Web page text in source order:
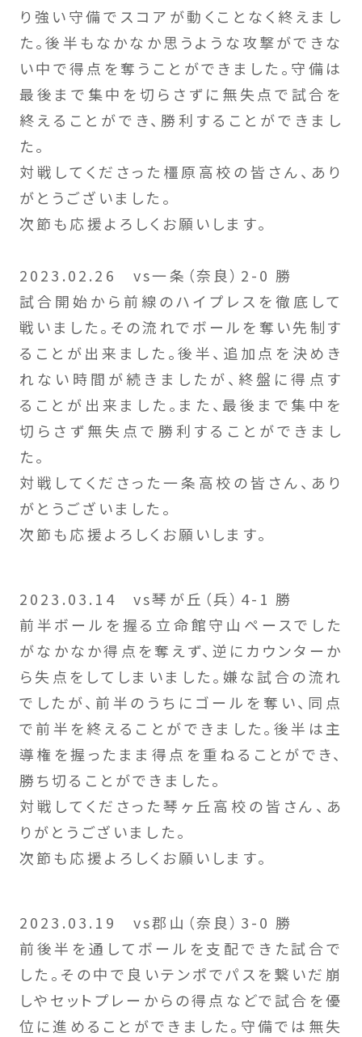
り強い守備でスコアが動くことなく終えまし
た。後半もなかなか思うような攻撃ができな
い中で得点を奪うことができました。守備は
最後まで集中を切らさずに無失点で試合を
終えることができ、勝利することができまし
た。
対戦してくださった橿原高校の皆さん、あり
がとうございました。
次節も応援よろしくお願いします。
2023.02.26 vs一条（奈良）2-0 勝
試合開始から前線のハイプレスを徹底して
戦いました。その流れでボールを奪い先制す
ることが出来ました。後半、追加点を決めき
れない時間が続きましたが、終盤に得点す
ることが出来ました。また、最後まで集中を
切らさず無失点で勝利することができまし
た。
対戦してくださった一条高校の皆さん、あり
がとうございました。
次節も応援よろしくお願いします。
2023.03.14 vs琴が丘（兵）4-1 勝
前半ボールを握る立命館守山ペースでした
がなかなか得点を奪えず、逆にカウンターか
ら失点をしてしまいました。嫌な試合の流れ
でしたが、前半のうちにゴールを奪い、同点
で前半を終えることができました。後半は主
導権を握ったまま得点を重ねることができ、
勝ち切ることができました。
対戦してくださった琴ヶ丘高校の皆さん、あ
りがとうございました。
次節も応援よろしくお願いします。
2023.03.19 vs郡山（奈良）3-0 勝
前後半を通してボールを支配できた試合で
した。その中で良いテンポでパスを繋いだ崩
しやセットプレーからの得点などで試合を優
位に進めることができました。守備では無失